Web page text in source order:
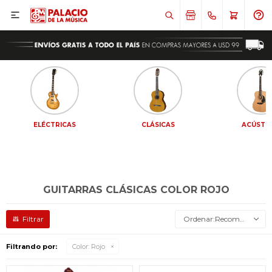

ELÉCTRICAS CLÁSICAS
GUITARRAS CLÁSICAS COLOR ROJO
Recomendados
Filtrando por: Color: Rojo